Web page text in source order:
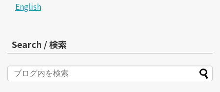
English
Search / 検索